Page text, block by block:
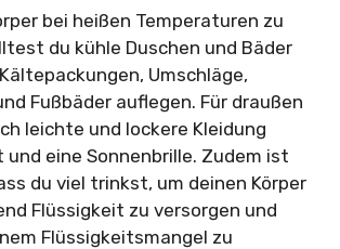
bei heißen Temperaturen zu
du kühle Duschen und Bäder
Umschläge,
Fußbäder auflegen. Für draußen
leichte und lockere Kleidung
und eine Sonnenbrille. Zudem ist
du viel trinkst, um deinen Körper
Flüssigkeit zu versorgen und
Flüssigkeitsmangel zu